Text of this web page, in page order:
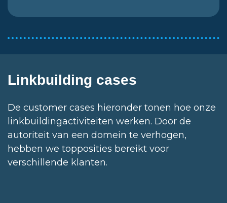
Linkbuilding cases
De customer cases hieronder tonen hoe onze
linkbuildingactiviteiten werken. Door de
autoriteit van een domein te verhogen,
hebben we topposities bereikt voor
verschillende klanten.